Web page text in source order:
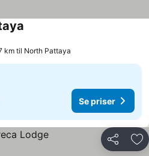
km til North Pattaya
Se priser
Del